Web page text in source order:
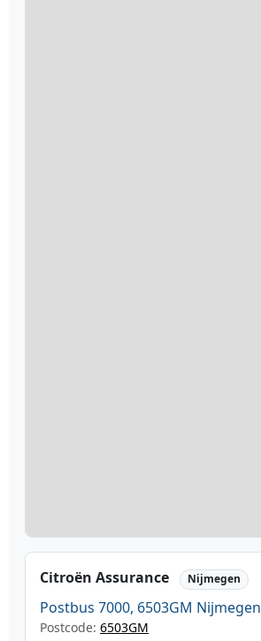
Citroën Assurance Nijmegen
Postbus 7000, 6503GM Nijmegen
Postcode: 6503GM